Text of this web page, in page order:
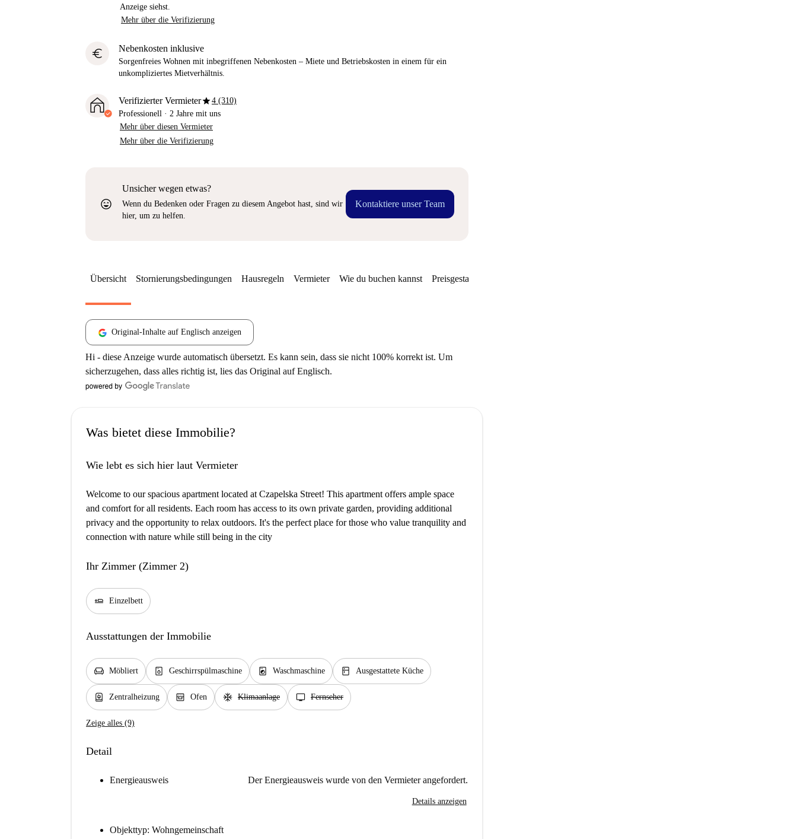
Anzeige siehst.
Mehr über die Verifizierung
euro Nebenkosten inklusive
Sorgenfreies Wohnen mit inbegriffenen Nebenkosten – Miete und Betriebskosten in einem für ein
unkompliziertes Mietverhältnis.
Verifizierter Vermieterstar4 (310)
Professionell · 2 Jahre mit uns
Mehr über diesen Vermieter
Mehr über die Verifizierung
sentiment_very_satisfied
Unsicher wegen etwas?
Wenn du Bedenken oder Fragen zu diesem Angebot hast, sind wir
hier, um zu helfen.
Kontaktiere unser Team
Übersicht Stornierungsbedingungen Hausregeln Vermieter Wie du buchen kannst Preisgestaltung
Original-Inhalte auf Englisch anzeigen
Hi - diese Anzeige wurde automatisch übersetzt. Es kann sein, dass sie nicht 100% korrekt ist. Um
sicherzugehen, dass alles richtig ist, lies das Original auf Englisch.
Was bietet diese Immobilie?
Wie lebt es sich hier laut Vermieter
Welcome to our spacious apartment located at Czapelska Street! This apartment offers ample space
and comfort for all residents. Each room has access to its own private garden, providing additional
privacy and the opportunity to relax outdoors. It's the perfect place for those who value tranquility and
connection with nature while still being in the city
Ihr Zimmer (Zimmer 2)
airline_seat_flat Einzelbett
Ausstattungen der Immobilie
chair Möbliert dishwasher_gen Geschirrspülmaschine local_laundry_service Waschmaschine kitchen Ausgestattete Küche
water_heater Zentralheizung oven_gen Ofen ac_unit Klimaanlage tv Fernseher
Zeige alles (9)
Detail
Energieausweis Der Energieausweis wurde von den Vermieter angefordert.
Details anzeigen
Objekttyp: Wohngemeinschaft